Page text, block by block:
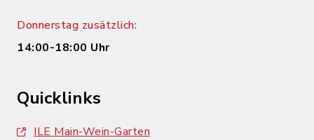
Donnerstag zusätzlich:
14:00-18:00 Uhr
Quicklinks
ILE Main-Wein-Garten